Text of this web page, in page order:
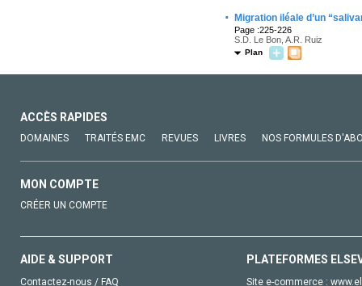
· Migration iléale d’un
Page :225-226
S.D. Le Bon, A.R. Ruiz
Plan
ACCÈS RAPIDES
DOMAINES TRAITÉS EMC REVUES LIVRES NOS FORMULES
MON COMPTE
CRÉER UN COMPTE
AIDE & SUPPORT
Contactez-nous / FAQ
PLATEFORMES
Site e-commerce :